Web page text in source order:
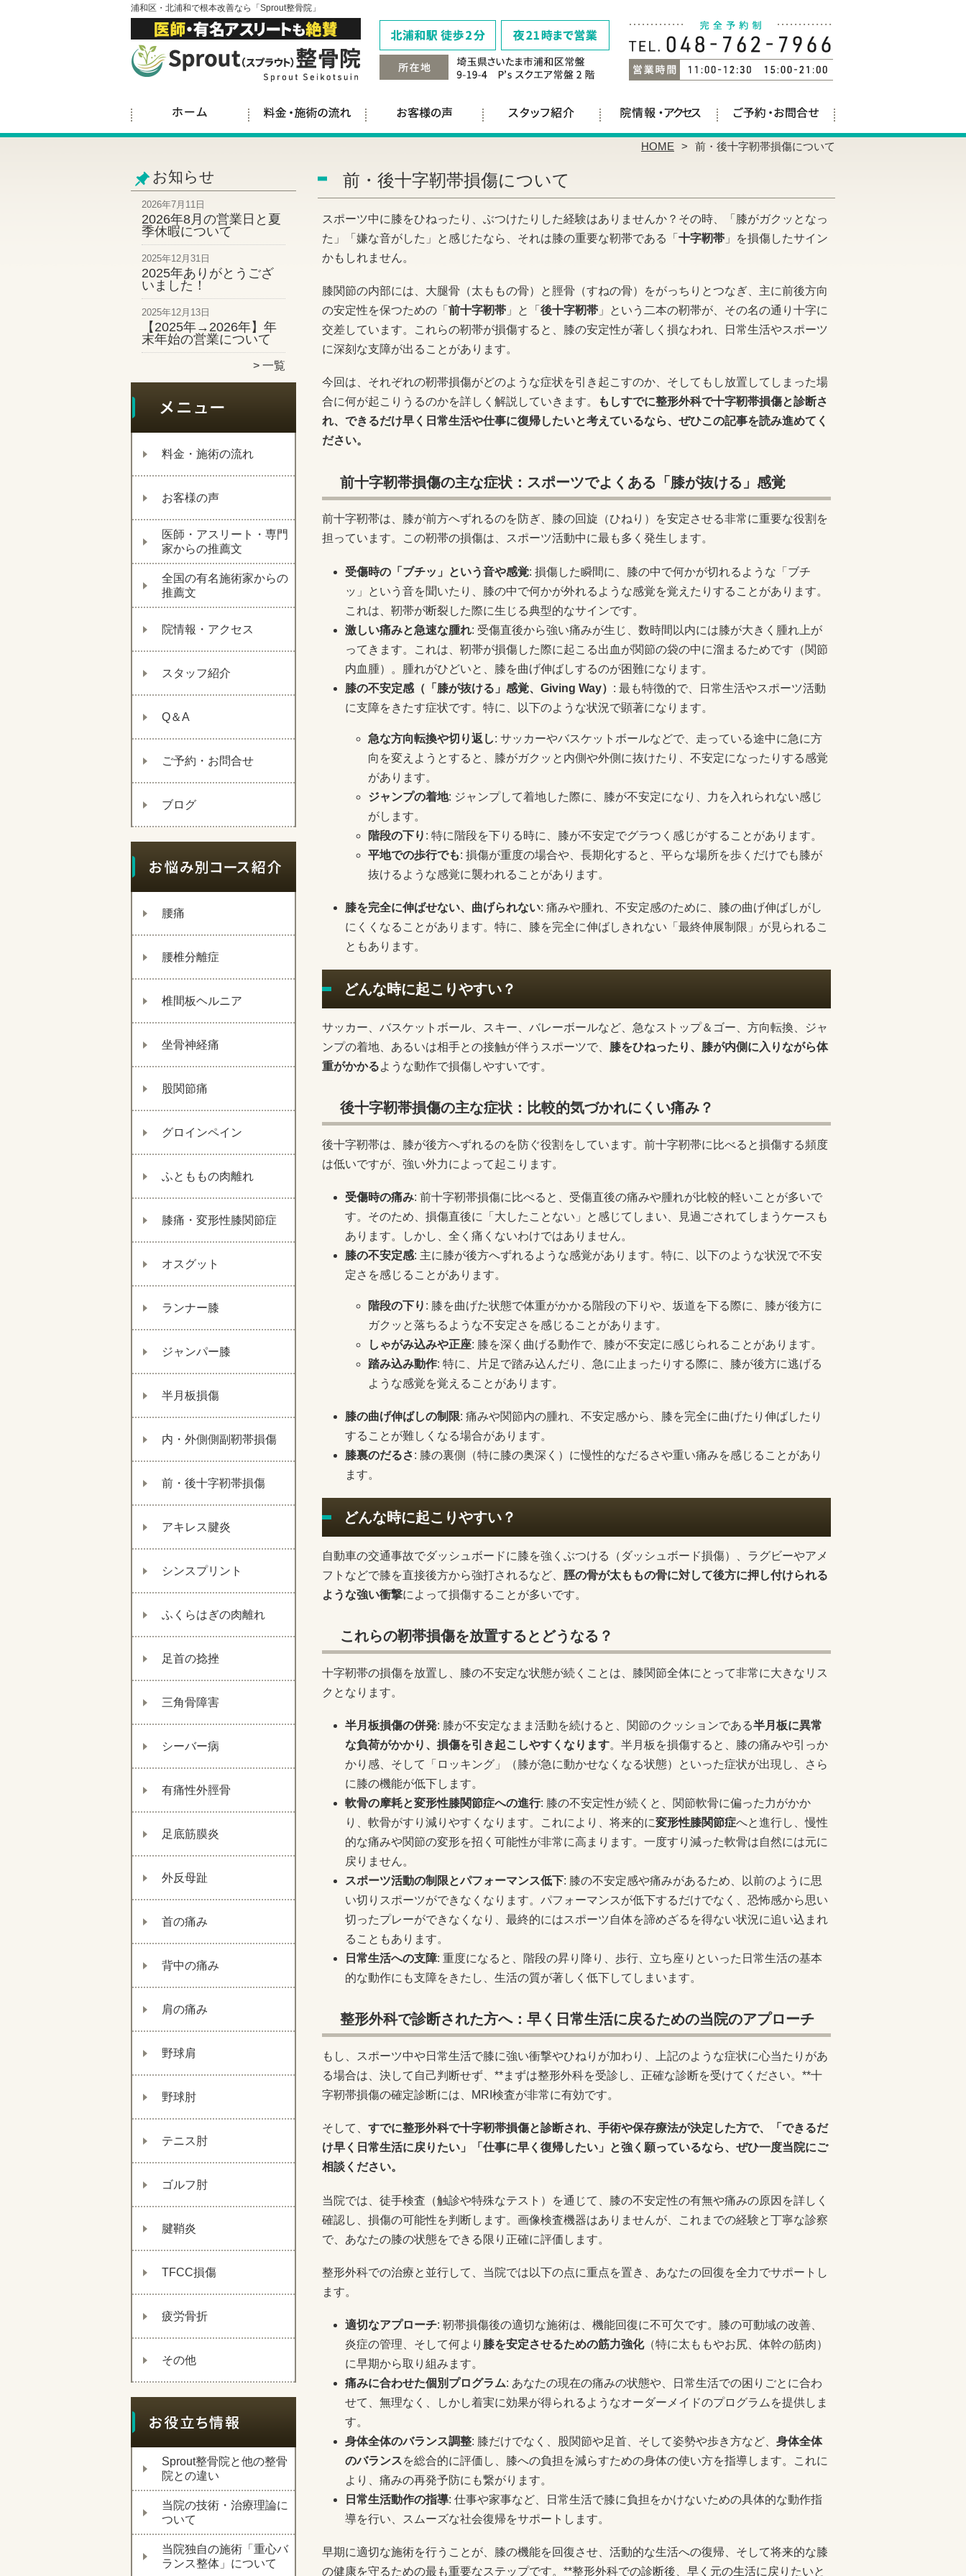
浦和区・北浦和で根本改善なら「Sprout整骨院」
HOME 前・後十字靭帯損傷について
お知らせ
2026年7月11日
2026年8月の営業日と夏
季休暇について
2025年12月31日
2025年ありがとうござ
いました！
2025年12月13日
【2025年→2026年】年
末年始の営業について
一覧
料金・施術の流れ
お客様の声
医師・アスリート・専門
家からの推薦文
全国の有名施術家からの
推薦文
院情報・アクセス
スタッフ紹介
Q＆A
ご予約・お問合せ
ブログ
腰痛
腰椎分離症
椎間板ヘルニア
坐骨神経痛
股関節痛
グロインペイン
ふとももの肉離れ
膝痛・変形性膝関節症
オスグット
ランナー膝
ジャンパー膝
半月板損傷
内・外側側副靭帯損傷
前・後十字靭帯損傷
アキレス腱炎
シンスプリント
ふくらはぎの肉離れ
足首の捻挫
三角骨障害
シーバー病
有痛性外脛骨
足底筋膜炎
外反母趾
首の痛み
背中の痛み
肩の痛み
野球肩
野球肘
テニス肘
ゴルフ肘
腱鞘炎
TFCC損傷
疲労骨折
その他
Sprout整骨院と他の整骨
院との違い
当院の技術・治療理論に
ついて
当院独自の施術「重心バ
ランス整体」について
前・後十字靭帯損傷について
スポーツ中に膝をひねったり、ぶつけたりした経験はありませんか？その時、「膝がガクッとなっ
た」「嫌な音がした」と感じたなら、それは膝の重要な靭帯である「 十字靭帯 」を損傷したサイン
かもしれません。
膝関節の内部には、大腿骨（太ももの骨）と脛骨（すねの骨）をがっちりとつなぎ、主に前後方向
の安定性を保つための「 前十字靭帯 」と「 後十字靭帯 」という二本の靭帯が、その名の通り十字に
交差しています。これらの靭帯が損傷すると、膝の安定性が著しく損なわれ、日常生活やスポーツ
に深刻な支障が出ることがあります。
今回は、それぞれの靭帯損傷がどのような症状を引き起こすのか、そしてもし放置してしまった場
合に何が起こりうるのかを詳しく解説していきます。
もしすでに整形外科で十字靭帯損傷と診断さ
れ、できるだけ早く日常生活や仕事に復帰したいと考えているなら、ぜひこの記事を読み進めてく
ださい。
前十字靭帯損傷の主な症状：スポーツでよくある「膝が抜ける」感覚
前十字靭帯は、膝が前方へずれるのを防ぎ、膝の回旋（ひねり）を安定させる非常に重要な役割を
担っています。この靭帯の損傷は、スポーツ活動中に最も多く発生します。
受傷時の「ブチッ」という音や感覚: 損傷した瞬間に、膝の中で何かが切れるような「ブチ
ッ」という音を聞いたり、膝の中で何かが外れるような感覚を覚えたりすることがあります。
これは、靭帯が断裂した際に生じる典型的なサインです。
激しい痛みと急速な腫れ: 受傷直後から強い痛みが生じ、数時間以内には膝が大きく腫れ上が
ってきます。これは、靭帯が損傷した際に起こる出血が関節の袋の中に溜まるためです（関節
内血腫）。腫れがひどいと、膝を曲げ伸ばしするのが困難になります。
膝の不安定感（「膝が抜ける」感覚、Giving Way） : 最も特徴的で、日常生活やスポーツ活動
に支障をきたす症状です。特に、以下のような状況で顕著になります。
急な方向転換や切り返し: サッカーやバスケットボールなどで、走っている途中に急に方
向を変えようとすると、膝がガクッと内側や外側に抜けたり、不安定になったりする感覚
があります。
ジャンプの着地: ジャンプして着地した際に、膝が不安定になり、力を入れられない感じ
がします。
階段の下り : 特に階段を下りる時に、膝が不安定でグラつく感じがすることがあります。
平地での歩行でも: 損傷が重度の場合や、長期化すると、平らな場所を歩くだけでも膝が
抜けるような感覚に襲われることがあります。
膝を完全に伸ばせない、曲げられない: 痛みや腫れ、不安定感のために、膝の曲げ伸ばしがし
にくくなることがあります。特に、膝を完全に伸ばしきれない「最終伸展制限」が見られるこ
ともあります。
どんな時に起こりやすい？
サッカー、バスケットボール、スキー、バレーボールなど、急なストップ＆ゴー、方向転換、ジャ
ンプの着地、あるいは相手との接触が伴うスポーツで、 膝をひねったり、膝が内側に入りながら体
重がかかるような動作で損傷しやすいです。
後十字靭帯損傷の主な症状：比較的気づかれにくい痛み？
後十字靭帯は、膝が後方へずれるのを防ぐ役割をしています。前十字靭帯に比べると損傷する頻度
は低いですが、強い外力によって起こります。
受傷時の痛み: 前十字靭帯損傷に比べると、受傷直後の痛みや腫れが比較的軽いことが多いで
す。そのため、損傷直後に「大したことない」と感じてしまい、見過ごされてしまうケースも
あります。しかし、全く痛くないわけではありません。
膝の不安定感: 主に膝が後方へずれるような感覚があります。特に、以下のような状況で不安
定さを感じることがあります。
階段の下り : 膝を曲げた状態で体重がかかる階段の下りや、坂道を下る際に、膝が後方に
ガクッと落ちるような不安定さを感じることがあります。
しゃがみ込みや正座: 膝を深く曲げる動作で、膝が不安定に感じられることがあります。
踏み込み動作: 特に、片足で踏み込んだり、急に止まったりする際に、膝が後方に逃げる
ような感覚を覚えることがあります。
膝の曲げ伸ばしの制限: 痛みや関節内の腫れ、不安定感から、膝を完全に曲げたり伸ばしたり
することが難しくなる場合があります。
膝裏のだるさ: 膝の裏側（特に膝の奥深く）に慢性的なだるさや重い痛みを感じることがあり
ます。
どんな時に起こりやすい？
自動車の交通事故でダッシュボードに膝を強くぶつける（ダッシュボード損傷）、ラグビーやアメ
フトなどで膝を直接後方から強打されるなど、 脛の骨が太ももの骨に対して後方に押し付けられる
ような強い衝撃によって損傷することが多いです。
これらの靭帯損傷を放置するとどうなる？
十字靭帯の損傷を放置し、膝の不安定な状態が続くことは、膝関節全体にとって非常に大きなリス
クとなります。
半月板損傷の併発: 膝が不安定なまま活動を続けると、関節のクッションである半月板に異常
な負荷がかかり、損傷を引き起こしやすくなります。半月板を損傷すると、膝の痛みや引っか
かり感、そして「ロッキング」（膝が急に動かせなくなる状態）といった症状が出現し、さら
に膝の機能が低下します。
軟骨の摩耗と変形性膝関節症への進行: 膝の不安定性が続くと、関節軟骨に偏った力がかか
り、軟骨がすり減りやすくなります。これにより、将来的に変形性膝関節症へと進行し、慢性
的な痛みや関節の変形を招く可能性が非常に高まります。一度すり減った軟骨は自然には元に
戻りません。
スポーツ活動の制限とパフォーマンス低下: 膝の不安定感や痛みがあるため、以前のように思
い切りスポーツができなくなります。パフォーマンスが低下するだけでなく、恐怖感から思い
切ったプレーができなくなり、最終的にはスポーツ自体を諦めざるを得ない状況に追い込まれ
ることもあります。
日常生活への支障: 重度になると、階段の昇り降り、歩行、立ち座りといった日常生活の基本
的な動作にも支障をきたし、生活の質が著しく低下してしまいます。
整形外科で診断された方へ：早く日常生活に戻るための当院のアプローチ
もし、スポーツ中や日常生活で膝に強い衝撃やひねりが加わり、上記のような症状に心当たりがあ
る場合は、決して自己判断せず、**まずは整形外科を受診し、正確な診断を受けてください。**十
字靭帯損傷の確定診断には、MRI検査が非常に有効です。
そして、 すでに整形外科で十字靭帯損傷と診断され、手術や保存療法が決定した方で、「できるだ
け早く日常生活に戻りたい」「仕事に早く復帰したい」と強く願っているなら、ぜひ一度当院にご
相談ください。
当院では、徒手検査（触診や特殊なテスト）を通じて、膝の不安定性の有無や痛みの原因を詳しく
確認し、損傷の可能性を判断します。画像検査機器はありませんが、これまでの経験と丁寧な診察
で、あなたの膝の状態をできる限り正確に評価します。
整形外科での治療と並行して、当院では以下の点に重点を置き、あなたの回復を全力でサポートし
ます。
適切なアプローチ: 靭帯損傷後の適切な施術は、機能回復に不可欠です。膝の可動域の改善、
炎症の管理、そして何より 膝を安定させるための筋力強化（特に太ももやお尻、体幹の筋肉）
に早期から取り組みます。
痛みに合わせた個別プログラム: あなたの現在の痛みの状態や、日常生活での困りごとに合わ
せて、無理なく、しかし着実に効果が得られるようなオーダーメイドのプログラムを提供しま
す。
身体全体のバランス調整: 膝だけでなく、股関節や足首、そして姿勢や歩き方など、 身体全体
のバランスを総合的に評価し、膝への負担を減らすための身体の使い方を指導します。これに
より、痛みの再発予防にも繋がります。
日常生活動作の指導: 仕事や家事など、日常生活で膝に負担をかけないための具体的な動作指
導を行い、スムーズな社会復帰をサポートします。
早期に適切な施術を行うことが、膝の機能を回復させ、活動的な生活への復帰、そして将来的な膝
の健康を守るための最も重要なステップです。**整形外科での診断後、早く元の生活に戻りたいと